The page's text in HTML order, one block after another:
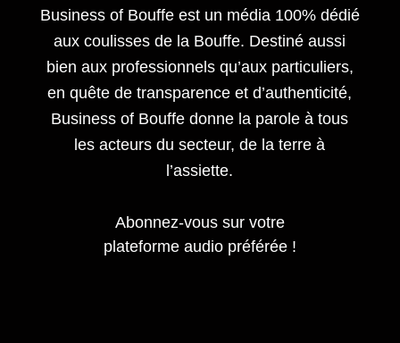
Business of Bouffe est un média 100% dédié
aux coulisses de la Bouffe. Destiné aussi
bien aux professionnels qu’aux particuliers,
en quête de transparence et d’authenticité,
Business of Bouffe donne la parole à tous
les acteurs du secteur,de la terre à
l’assiette.
Abonnez-vous sur votre
plateforme audio préférée !